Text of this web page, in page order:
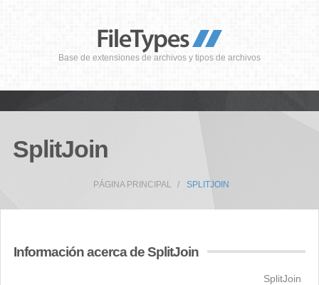
Base de extensiones de archivos y tipos de archivos
SplitJoin
PÁGINA PRINCIPAL SPLITJOIN
Información acerca de SplitJoin
SplitJoin